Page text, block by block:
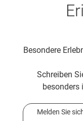
Besondere
Schreiben
besonders
Melden Sie